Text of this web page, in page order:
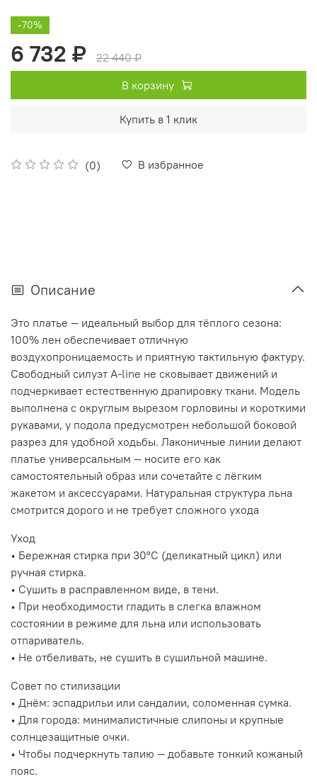
(0) В избранное
-70%
6 732 ₽
22 440 ₽
В корзину
Купить в 1 клик
Описание
Это платье — идеальный выбор для тёплого сезона:
100% лен обеспечивает отличную
воздухопроницаемость и приятную тактильную фактуру.
Свободный силуэт A‑line не сковывает движений и
подчеркивает естественную драпировку ткани. Модель
выполнена с округлым вырезом горловины и короткими
рукавами, у подола предусмотрен небольшой боковой
разрез для удобной ходьбы. Лаконичные линии делают
платье универсальным — носите его как
самостоятельный образ или сочетайте с лёгким
жакетом и аксессуарами. Натуральная структура льна
смотрится дорого и не требует сложного ухода
Уход
• Бережная стирка при 30°C (деликатный цикл) или
ручная стирка.
• Сушить в расправленном виде, в тени.
• При необходимости гладить в слегка влажном
состоянии в режиме для льна или использовать
отпариватель.
• Не отбеливать, не сушить в сушильной машине.
Совет по стилизации
• Днём: эспадрильи или сандалии, соломенная сумка.
• Для города: минималистичные слипоны и крупные
солнцезащитные очки.
• Чтобы подчеркнуть талию — добавьте тонкий кожаный
пояс.